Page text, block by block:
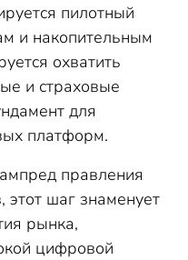
пилотный
и накопительным
охватить
и страховые
для
платформ.
правления
шаг знаменует
рынка,
цифровой